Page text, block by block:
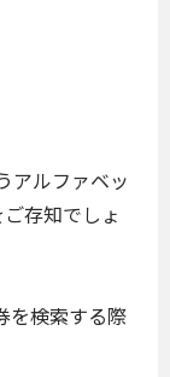
アルファベッ
存知でしょ
を検索する際